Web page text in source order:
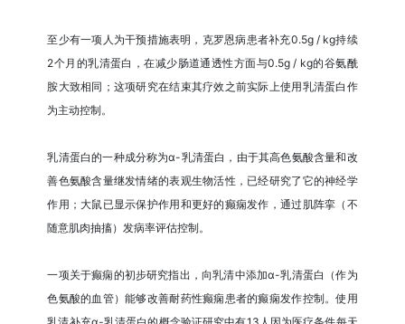
至少有一项人为干预措施表明，克罗恩病患者补充0.5g / kg持续
2个月的乳清蛋白，在减少肠道通透性方面与0.5g / kg的谷氨酰
胺大致相同；这项研究在结束其疗效之前实际上使用乳清蛋白作
为主动控制。
乳清蛋白的一种成分称为α-乳清蛋白，由于其高色氨酸含量和改
善色氨酸含量继发情绪的表观生物活性，已经研究了它的神经学
作用；大鼠已显示保护作用和更好的癫痫发作，通过肌阵挛（不
随意肌肉抽搐）发病率评估控制。
一项关于癫痫的初步研究指出，向乳清中添加α-乳清蛋白（作为
色氨酸的血管）能够改善耐药性癫痫患者的癫痫发作控制。使用